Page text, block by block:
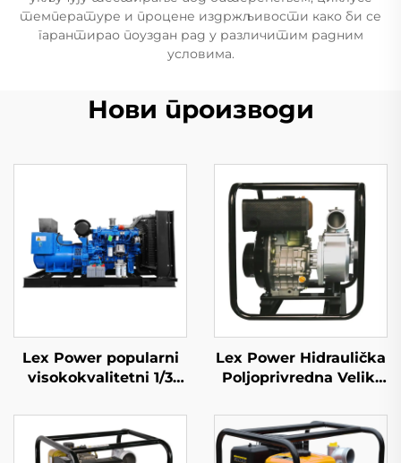
температуре и процене издржљивости како би се
гарантирао поуздан рад у различитим радним
условима.
Нови производи
Lex Power popularni
visokokvalitetni 1/3
motorni generator
Lex Power Hidraulička
Poljoprivredna Veliki
Visoki Tlak Motor
Cijena Lista